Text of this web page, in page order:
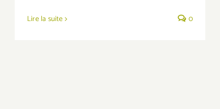
Lire la suite 0